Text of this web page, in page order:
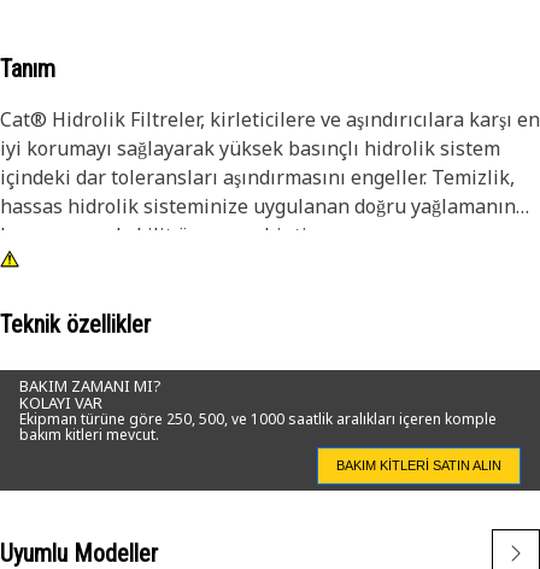
Tanım
Cat® Hidrolik Filtreler, kirleticilere ve aşındırıcılara karşı en
iyi korumayı sağlayarak yüksek basınçlı hidrolik sistem
içindeki dar toleransları aşındırmasını engeller. Temizlik,
hassas hidrolik sisteminize uygulanan doğru yağlamanın
korunmasında kilit öneme sahiptir.
Teknik özellikler
BAKIM ZAMANI MI?
KOLAYI VAR
Ekipman türüne göre 250, 500, ve 1000 saatlik aralıkları içeren komple
bakım kitleri mevcut.
BAKIM KITLERI SATIN ALIN
Uyumlu Modeller